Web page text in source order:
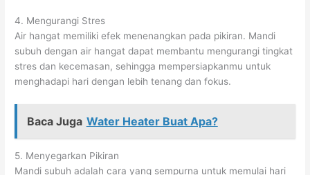
4. Mengurangi Stres
Air hangat memiliki efek menenangkan pada pikiran. Mandi
subuh dengan air hangat dapat membantu mengurangi tingkat
stres dan kecemasan, sehingga mempersiapkanmu untuk
menghadapi hari dengan lebih tenang dan fokus.
Baca Juga Water Heater Buat Apa?
5. Menyegarkan Pikiran
Mandi subuh adalah cara yang sempurna untuk memulai hari